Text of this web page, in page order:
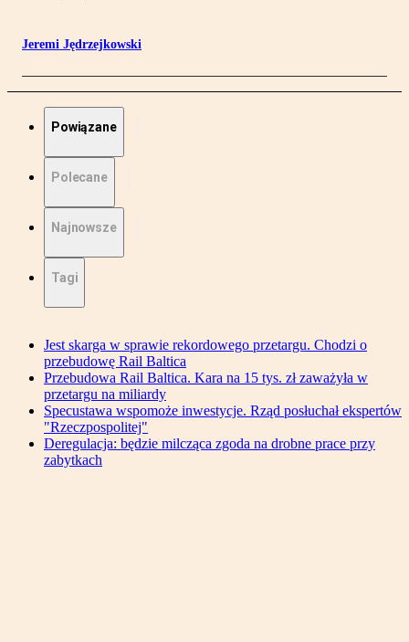
Jeremi Jędrzejkowski
Powiązane
Polecane
Najnowsze
Tagi
Jest skarga w sprawie rekordowego przetargu. Chodzi o
przebudowę Rail Baltica
Przebudowa Rail Baltica. Kara na 15 tys. zł zaważyła w
przetargu na miliardy
Specustawa wspomoże inwestycje. Rząd posłuchał ekspertów
"Rzeczpospolitej"
Deregulacja: będzie milcząca zgoda na drobne prace przy
zabytkach